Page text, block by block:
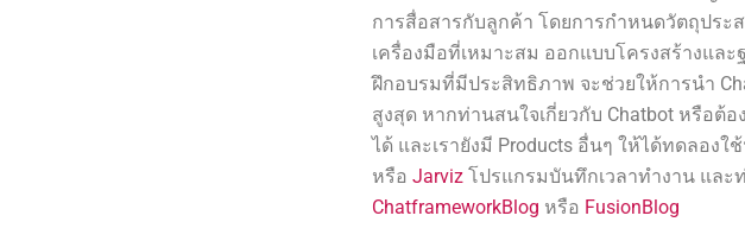
การสื่อสารกับลูกค้า โดยการกำหนดวัตถุประ
เครื่องมือที่เหมาะสม ออกแบบโครงสร้างแ
ฝึกอบรมที่มีประสิทธิภาพ จะช่วยให้การนำ
สูงสุด หากท่านสนใจเกี่ยวกับ Chatbot หรือต้
ได้ และเรายังมี Products อื่นๆ ให้ได้ทดลองใ
หรือ Jarvizโปรแกรมบันทึกเวลาทำงาน แล
ChatframeworkBlog หรือ FusionBlog